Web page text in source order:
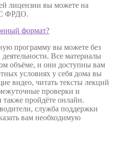
лицензии вы можете на
ФРДО.
формат?
программу вы можете без
Все материалы
объёме, и они доступны вам
условиях у себя дома вы
видео, читать тексты лекций
проверки и
пройдёте онлайн.
служба поддержки
вам необходимую